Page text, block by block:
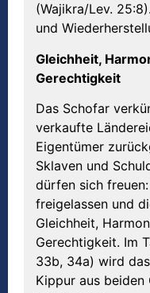
(Wajikra/Lev. 25:8).
und
Gleichheit,
Gerechtigkeit
Das Schofar
verkaufte
Eigentümer
Sklaven und
dürfen sich
freigelassen und
Gleichheit,
Gerechtigkeit. Im
33b, 34a) wird
Kippur aus beiden